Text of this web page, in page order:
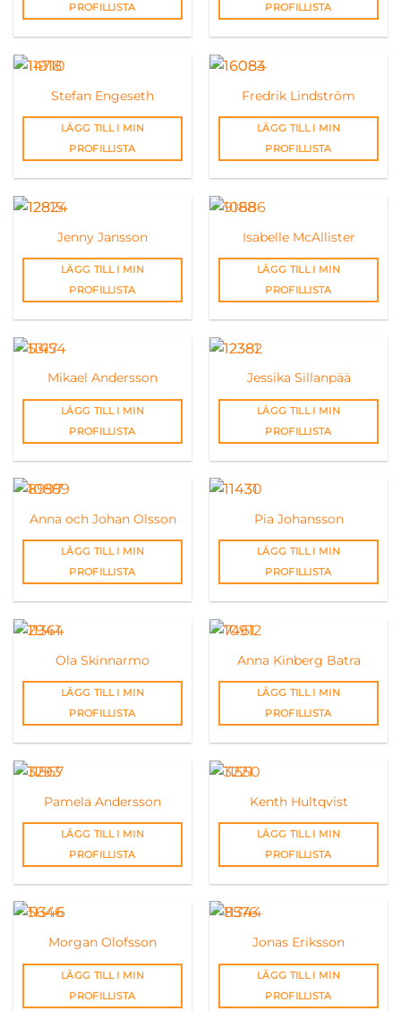
PROFILLISTA
PROFILLISTA
Stefan Engeseth
LÄGG TILL I MIN
PROFILLISTA
Fredrik Lindström
LÄGG TILL I MIN
PROFILLISTA
Jenny Jansson
LÄGG TILL I MIN
PROFILLISTA
Isabelle McAllister
LÄGG TILL I MIN
PROFILLISTA
Mikael Andersson
LÄGG TILL I MIN
PROFILLISTA
Jessika Sillanpää
LÄGG TILL I MIN
PROFILLISTA
Anna och Johan Olsson
LÄGG TILL I MIN
PROFILLISTA
Pia Johansson
LÄGG TILL I MIN
PROFILLISTA
Ola Skinnarmo
LÄGG TILL I MIN
PROFILLISTA
Anna Kinberg Batra
LÄGG TILL I MIN
PROFILLISTA
Pamela Andersson
LÄGG TILL I MIN
PROFILLISTA
Kenth Hultqvist
LÄGG TILL I MIN
PROFILLISTA
Morgan Olofsson
LÄGG TILL I MIN
PROFILLISTA
Jonas Eriksson
LÄGG TILL I MIN
PROFILLISTA